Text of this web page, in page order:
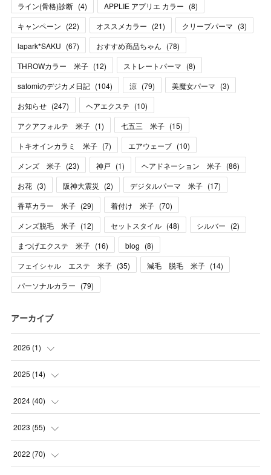
ライン(骨格)診断 (4) APPLIE アプリエ カラー (8)
キャンペーン (22) オススメカラー (21) クリープパーマ (3)
lapark*SAKU (67) おすすめ商品ちゃん (78)
THROWカラー 米子 (12) ストレートパーマ (8)
satomiのデジカメ日記 (104) 涼 (79) 美魔女パーマ (3)
お知らせ (247) ヘアエクステ (10)
アクアフォルテ 米子 (1) 七五三 米子 (15)
トキオインカラミ 米子 (7) エアウェーブ (10)
メンズ 米子 (23) 神戸 (1) ヘアドネーション 米子 (86)
お花 (3) 阪神大震災 (2) デジタルパーマ 米子 (17)
香草カラー 米子 (29) 着付け 米子 (70)
メンズ脱毛 米子 (12) セットスタイル (48) シルバー (2)
まつげエクステ 米子 (16) blog (8)
フェイシャル エステ 米子 (35) 減毛 脱毛 米子 (14)
パーソナルカラー (79)
アーカイブ
2026 (1)
(1
2025 (14)
(10 )
(1
(1
2024 (40)
(1
(1
2023 (55)
(2
2022 (70)